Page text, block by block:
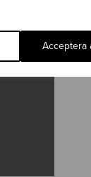
Acceptera